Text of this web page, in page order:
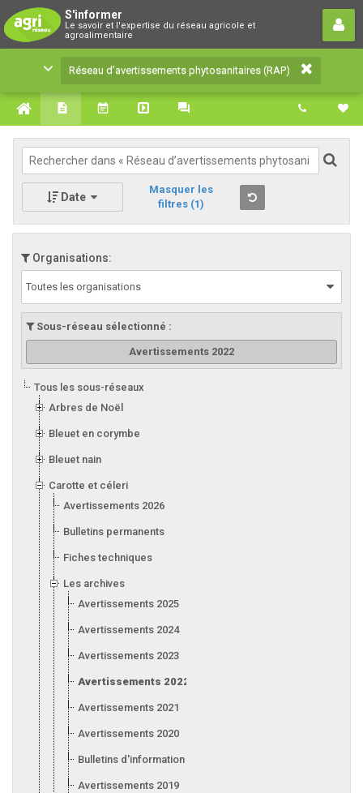
S'informer
Le savoir et l'expertise du réseau agricole et
agroalimentaire
Réseau d’avertissements
phytosanitaires (RAP)
Le savoir et l'expertise du réseau agricole et
agroalimentaire
Réseau d’avertissements phytosanitaires (RAP)
Date
Masquer les
filtres (1)
Organisations:
Toutes les organisations
Sous-réseau sélectionné :
Avertissements 2022
Tous les sous-réseaux
Arbres de Noël
Bleuet en corymbe
Bleuet nain
Carotte et céleri
Avertissements 2026
Bulletins permanents
Fiches techniques
Les archives
Avertissements 2025
Avertissements 2024
Avertissements 2023
Avertissements 2022
Avertissements 2021
Avertissements 2020
Bulletins d'information 2020
Avertissements 2019